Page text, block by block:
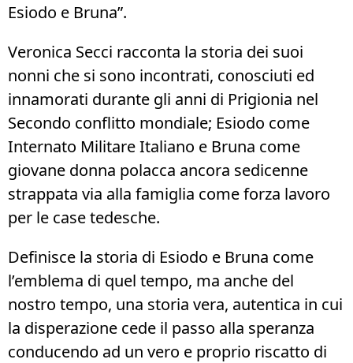
Esiodo e Bruna”.
Veronica Secci racconta la storia dei suoi
nonni che si sono incontrati, conosciuti ed
innamorati durante gli anni di Prigionia nel
Secondo conflitto mondiale; Esiodo come
Internato Militare Italiano e Bruna come
giovane donna polacca ancora sedicenne
strappata via alla famiglia come forza lavoro
per le case tedesche.
Definisce la storia di Esiodo e Bruna come
l’emblema di quel tempo, ma anche del
nostro tempo, una storia vera, autentica in cui
la disperazione cede il passo alla speranza
conducendo ad un vero e proprio riscatto di